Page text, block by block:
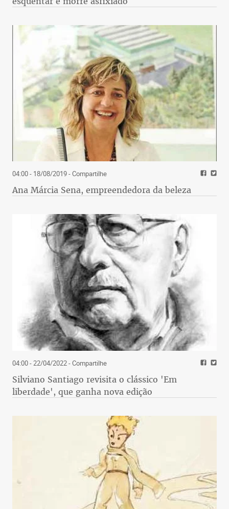
04:00 - 18/08/2019- Compartilhe
Ana Márcia Sena, empreendedora da beleza
04:00 - 22/04/2022- Compartilhe
Silviano Santiago revisita o clássico 'Em
liberdade', que ganha nova edição